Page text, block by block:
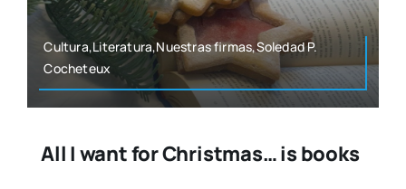
Cultura,Literatura,Nuestras firmas,Soledad P.
Coche­teux
All I want for Christmas… is books